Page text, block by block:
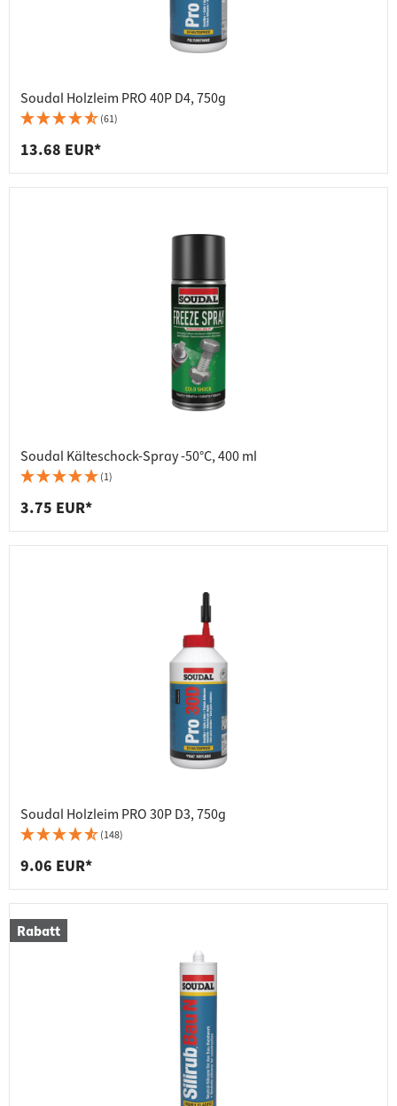
Soudal Holzleim PRO 40P D4, 750g
(61)
13.68 EUR*
Soudal Kälteschock-Spray -50°C, 400 ml
(1)
3.75 EUR*
Soudal Holzleim PRO 30P D3, 750g
(148)
9.06 EUR*
Rabatt